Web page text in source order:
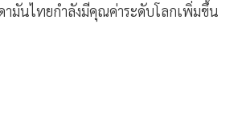
มันไทยกำลังมีคุณค่าระดับโลกเพิ่มขึ้น